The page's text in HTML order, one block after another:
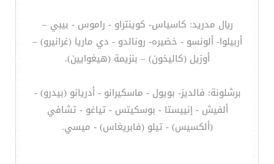
ريال مدريد: كاسياس- كوينتراو - راموس - بيبي –
أربيلوا- ألونسو - خضيره- رونالدو - دي ماريا (غرانيرو) –
أوزيل (كاليخون) – بنزيمة (هيغوايين).
برشلونة: فالديز- بويول - ماسكيرانو - أدريانو (بيدرو) -
ألفيش - إنييستا - بوسكيتس - تياغو - تشافي
(ألكسيس) - تيلو (فابريغاس) - ميسي.